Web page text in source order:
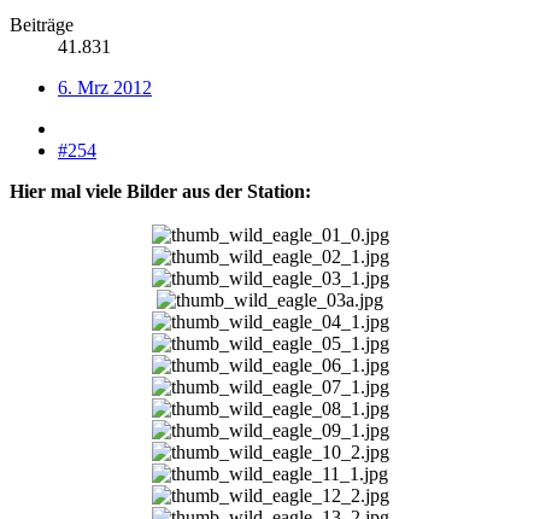
Beiträge
41.831
6. Mrz 2012
#254
Hier mal viele Bilder aus der Station: